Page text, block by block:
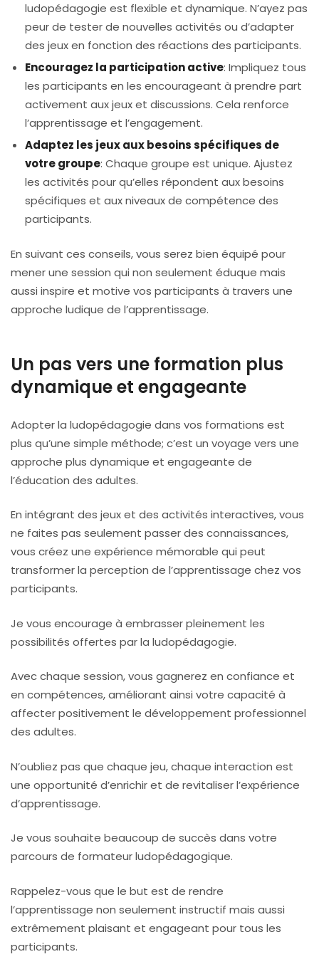
ludopédagogie est flexible et dynamique. N’ayez pas
peur de tester de nouvelles activités ou d’adapter
des jeux en fonction des réactions des participants.
Encouragez la participation active: Impliquez tous
les participants en les encourageant à prendre part
activement aux jeux et discussions. Cela renforce
l’apprentissage et l’engagement.
Adaptez les jeux aux besoins spécifiques de
votre groupe: Chaque groupe est unique. Ajustez
les activités pour qu’elles répondent aux besoins
spécifiques et aux niveaux de compétence des
participants.
En suivant ces conseils, vous serez bien équipé pour
mener une session qui non seulement éduque mais
aussi inspire et motive vos participants à travers une
approche ludique de l’apprentissage.
Un pas vers une formation plus
dynamique et engageante
Adopter la ludopédagogie dans vos formations est
plus qu’une simple méthode; c’est un voyage vers une
approche plus dynamique et engageante de
l’éducation des adultes.
En intégrant des jeux et des activités interactives, vous
ne faites pas seulement passer des connaissances,
vous créez une expérience mémorable qui peut
transformer la perception de l’apprentissage chez vos
participants.
Je vous encourage à embrasser pleinement les
possibilités offertes par la ludopédagogie.
Avec chaque session, vous gagnerez en confiance et
en compétences, améliorant ainsi votre capacité à
affecter positivement le développement professionnel
des adultes.
N’oubliez pas que chaque jeu, chaque interaction est
une opportunité d’enrichir et de revitaliser l’expérience
d’apprentissage.
Je vous souhaite beaucoup de succès dans votre
parcours de formateur ludopédagogique.
Rappelez-vous que le but est de rendre
l’apprentissage non seulement instructif mais aussi
extrêmement plaisant et engageant pour tous les
participants.